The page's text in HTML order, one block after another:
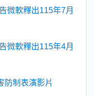
微軟釋出115年7月
微軟釋出115年4月
防制表演影片